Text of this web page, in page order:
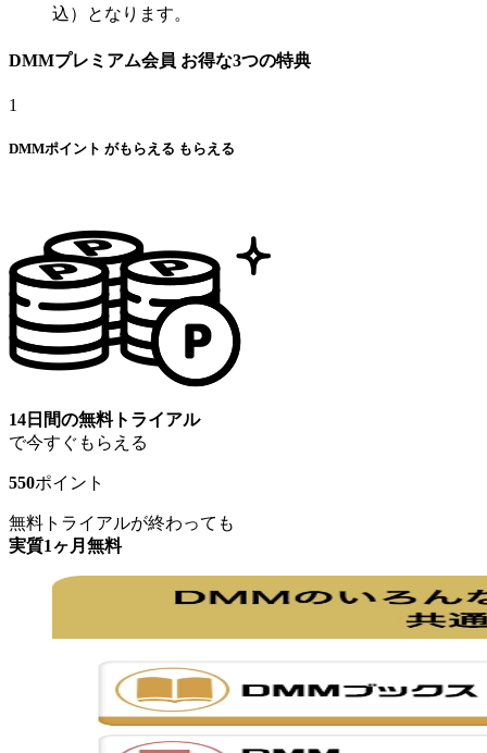
込）となります。
DMMプレミアム会員 お得な3つの特典
1
DMMポイント がもらえる もらえる
14日間の無料トライアル
で今すぐもらえる
550ポイント
無料トライアルが終わっても
実質1ヶ月無料